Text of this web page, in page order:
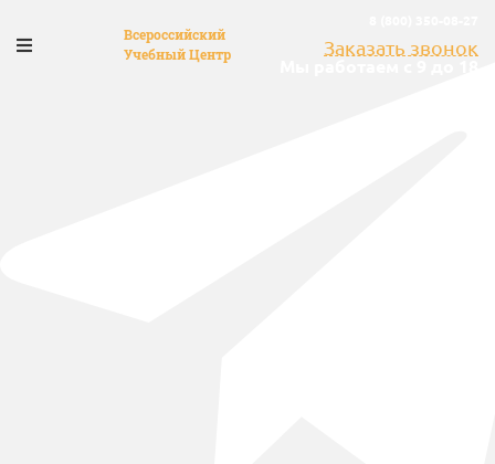
Всероссийский
Учебный Центр
Заказать звонок